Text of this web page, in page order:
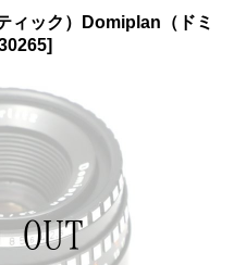
ィック）Domiplan（ドミ